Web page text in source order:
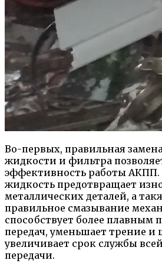
Во-первых, правильная
жидкости и фильтра
эффективность работы АКПП.
жидкость предотвращает
металлических деталей, а
правильное смазывание
способствует более плавным
передач, уменьшает трение и
увеличивает срок службы
передачи.